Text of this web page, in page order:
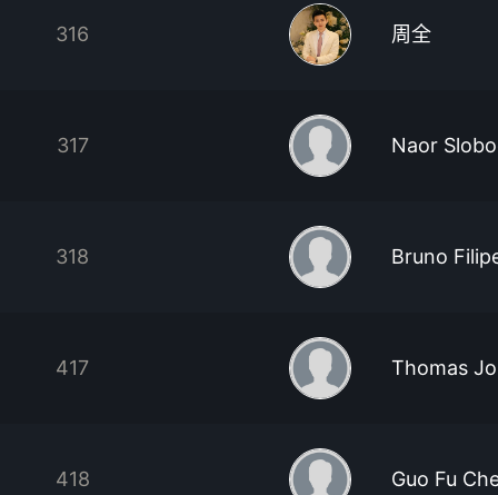
316 周全
317 Naor
318 Bruno
417 Thomas
418 Guo Fu